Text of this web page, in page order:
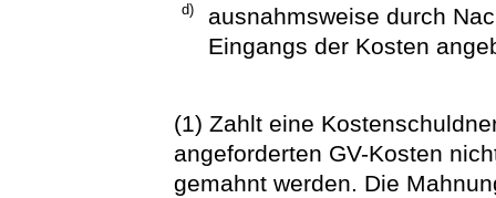
d)
ausnahmsweise durch
Eingangs der Kosten
(1) Zahlt eine
angeforderten GV-Kosten
gemahnt werden. Die